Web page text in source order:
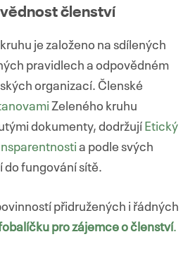
členství
je založeno na sdílených
pravidlech a odpovědném
organizací. Členské
Zeleného kruhu
dokumenty, dodržují Etický
a podle svých
do fungování sítě.
přidružených i řádných
pro zájemce o členství.